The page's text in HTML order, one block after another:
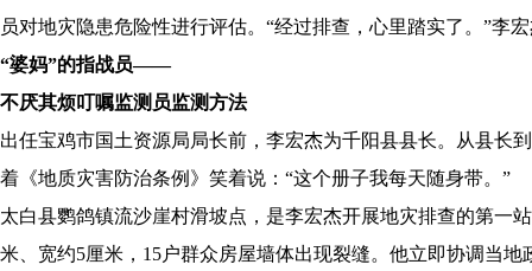
员对地灾隐患危险性进行评估。“经过排查，心里踏实了。”李
“婆妈”的指战员——
不厌其烦叮嘱监测员监测方法
出任宝鸡市国土资源局局长前，李宏杰为千阳县县长。从县长
着《地质灾害防治条例》笑着说：“这个册子我每天随身带。”
太白县鹦鸽镇流沙崖村滑坡点，是李宏杰开展地灾排查的第一
米、宽约5厘米，15户群众房屋墙体出现裂缝。他立即协调当